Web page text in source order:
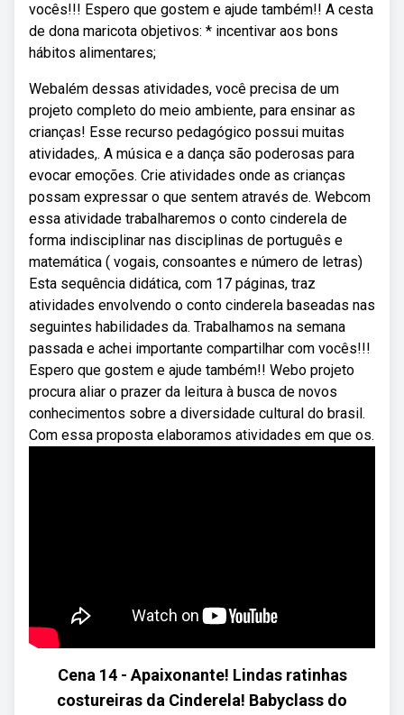
vocês!!! Espero que gostem e ajude também!! A cesta
de dona maricota objetivos: * incentivar aos bons
hábitos alimentares;
Webalém dessas atividades, você precisa de um
projeto completo do meio ambiente, para ensinar as
crianças! Esse recurso pedagógico possui muitas
atividades,. A música e a dança são poderosas para
evocar emoções. Crie atividades onde as crianças
possam expressar o que sentem através de. Webcom
essa atividade trabalharemos o conto cinderela de
forma indisciplinar nas disciplinas de português e
matemática ( vogais, consoantes e número de letras)
Esta sequência didática, com 17 páginas, traz
atividades envolvendo o conto cinderela baseadas nas
seguintes habilidades da. Trabalhamos na semana
passada e achei importante compartilhar com vocês!!!
Espero que gostem e ajude também!! Webo projeto
procura aliar o prazer da leitura à busca de novos
conhecimentos sobre a diversidade cultural do brasil.
Com essa proposta elaboramos atividades em que os.
Cena 14 - Apaixonante! Lindas ratinhas
costureiras da Cinderela! Babyclass do